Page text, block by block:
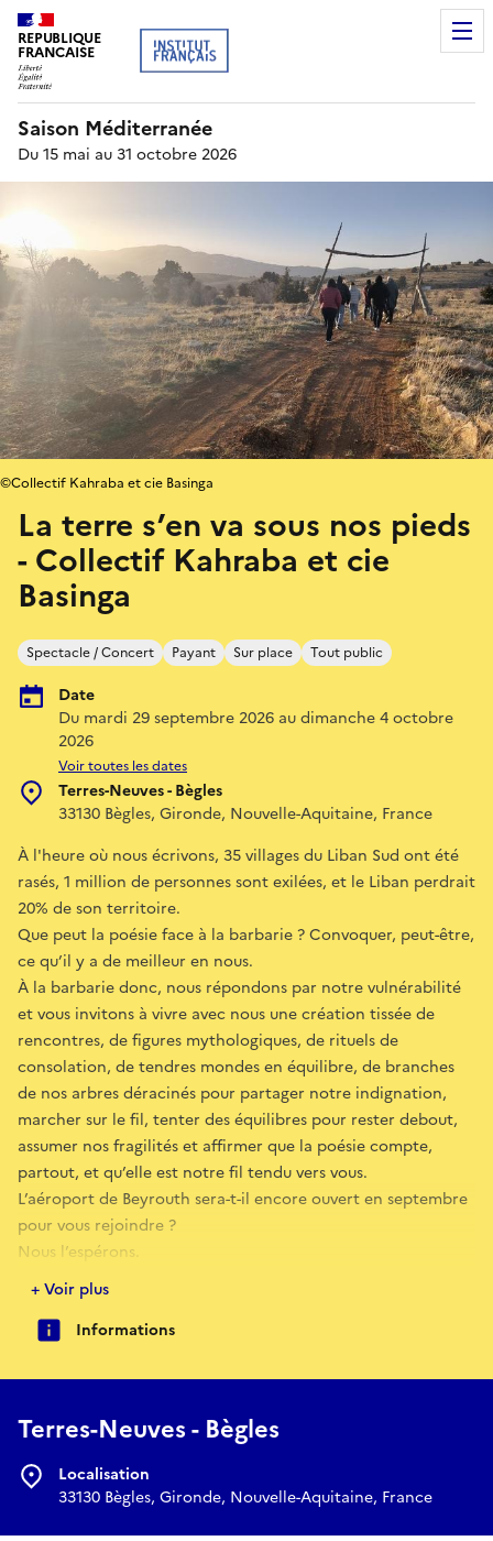
REPUBLIQUE
FRANCAISE
Saison Méditerranée
Du 15 mai au 31 octobre 2026
La terre s’en va sous nos pieds
- Collectif Kahraba et cie
Basinga
Spectacle / Concert Payant Sur place Tout public
Date
Du mardi 29 septembre 2026 au dimanche 4 octobre
2026
Voir toutes les dates
Terres-Neuves - Bègles
33130 Bègles, Gironde, Nouvelle-Aquitaine, France
©Collectif Kahraba et cie Basinga
À l'heure où nous écrivons, 35 villages du Liban Sud ont été
rasés, 1 million de personnes sont exilées, et le Liban perdrait
20% de son territoire.
Que peut la poésie face à la barbarie ? Convoquer, peut-être,
ce qu’il y a de meilleur en nous.
À la barbarie donc, nous répondons par notre vulnérabilité
et vous invitons à vivre avec nous une création tissée de
rencontres, de figures mythologiques, de rituels de
consolation, de tendres mondes en équilibre, de branches
de nos arbres déracinés pour partager notre indignation,
marcher sur le fil, tenter des équilibres pour rester debout,
assumer nos fragilités et affirmer que la poésie compte,
partout, et qu’elle est notre fil tendu vers vous.
L’aéroport de Beyrouth sera-t-il encore ouvert en septembre
pour vous rejoindre ?
Nous l’espérons.
Dans le cadre du FAB - Festival International des Arts de
Bordeaux Métropole
+ Voir plus
Informations
Terres-Neuves - Bègles
Localisation
33130 Bègles, Gironde, Nouvelle-Aquitaine, France